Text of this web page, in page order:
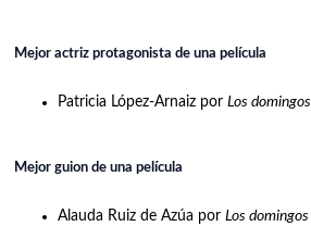
Mejor actriz protagonista de una película
Patricia López-Arnaiz porLos domingos
Mejor guion de una película
Alauda Ruiz de Azúa porLos domingos